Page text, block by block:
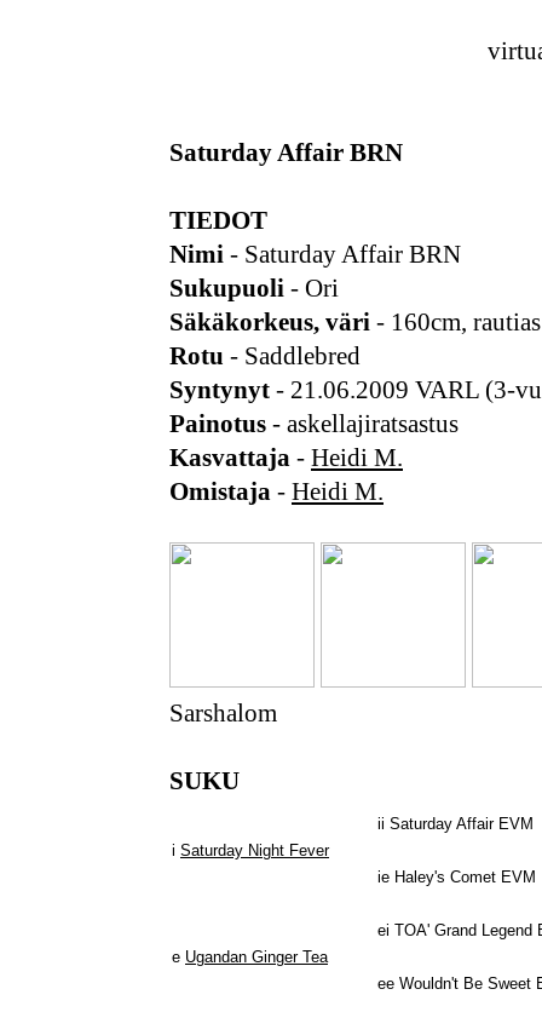
Saturday Affair BRN
TIEDOT
Nimi - Saturday Affair BRN
Sukupuoli - Ori
Säkäkorkeus, väri - 160cm,
Rotu - Saddlebred
Syntynyt - 21.06.2009 VARL (3-
Painotus - askellajiratsastus
Kasvattaja - Heidi M.
Omistaja - Heidi M.
Sarshalom
SUKU
i Saturday Night Fever
ii Saturday Affair EVM
ie Haley's Comet EVM
e Ugandan Ginger Tea
ei TOA' Grand Legend
ee Wouldn't Be Sweet